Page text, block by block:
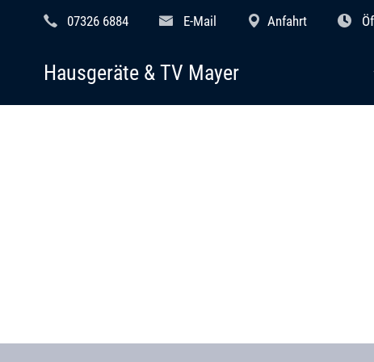
07326 6884 E-Mail Anfahrt
Hausgeräte & TV Mayer